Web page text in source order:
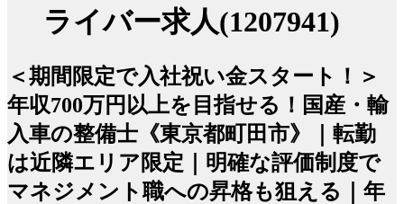
ライバー求人(1207941)
＜期間限定で入社祝い金スタート！＞
年収700万円以上を目指せる！国産・輸
入車の整備士《東京都町田市》｜転勤
は近隣エリア限定｜明確な評価制度で
マネジメント職への昇格も狙える｜年